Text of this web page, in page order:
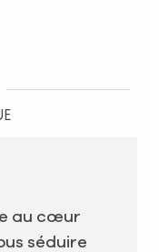
au cœur
séduire